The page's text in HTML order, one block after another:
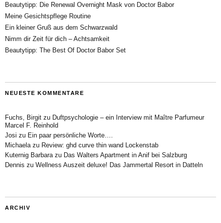
Beautytipp: Die Renewal Overnight Mask von Doctor Babor
Meine Gesichtspflege Routine
Ein kleiner Gruß aus dem Schwarzwald
Nimm dir Zeit für dich – Achtsamkeit
Beautytipp: The Best Of Doctor Babor Set
NEUESTE KOMMENTARE
Fuchs, Birgit zu Duftpsychologie – ein Interview mit Maître Parfumeur
Marcel F. Reinhold
Josi zu Ein paar persönliche Worte….
Michaela zu Review: ghd curve thin wand Lockenstab
Kuternig Barbara zu Das Walters Apartment in Anif bei Salzburg
Dennis zu Wellness Auszeit deluxe! Das Jammertal Resort in Datteln
ARCHIV